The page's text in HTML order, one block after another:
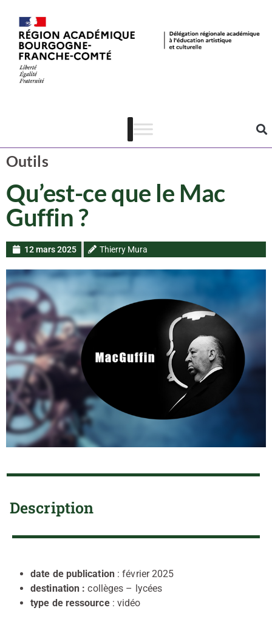
Outils
Qu’est-ce que le Mac
Guffin ?
12 mars 2025 Thierry Mura
Description
date de publication: février 2025
destination :collèges – lycées
type de ressource: vidéo